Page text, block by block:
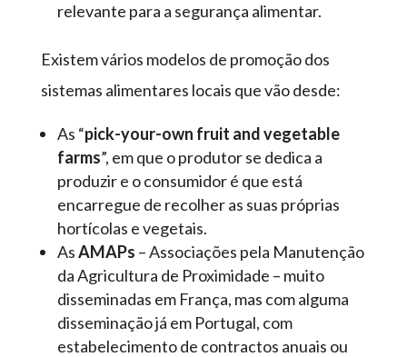
relevante para a segurança alimentar.
Existem vários modelos de promoção dos
sistemas alimentares locais que vão desde:
As “pick-your-own fruit and vegetable
farms”, em que o produtor se dedica a
produzir e o consumidor é que está
encarregue de recolher as suas próprias
hortícolas e vegetais.
AsAMAPs – Associações pela Manutenção
da Agricultura de Proximidade – muito
disseminadas em França, mas com alguma
disseminação já em Portugal, com
estabelecimento de contractos anuais ou